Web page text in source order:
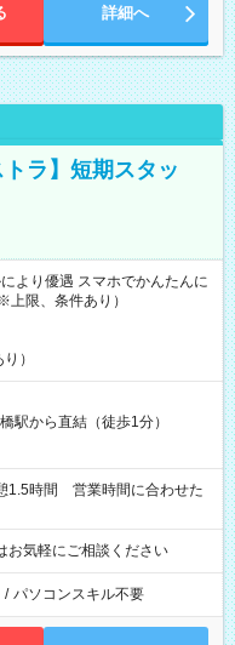
詳細へ
ラ】短期スタッ
り優遇 スマホでかんたんに
限、条件あり）
）
から直結（徒歩1分）
気軽にご相談ください
/ パソコンスキル不要